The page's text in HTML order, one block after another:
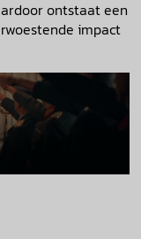
ontstaat een
impact